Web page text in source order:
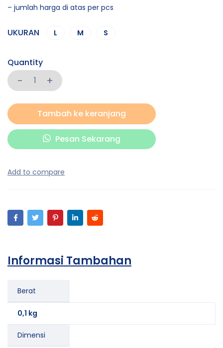
– jumlah harga di atas per pcs
UKURAN L M S
Quantity
Tambah ke keranjang
Pesan Sekarang
Informasi Tambahan
Berat
0,1 kg
Dimensi